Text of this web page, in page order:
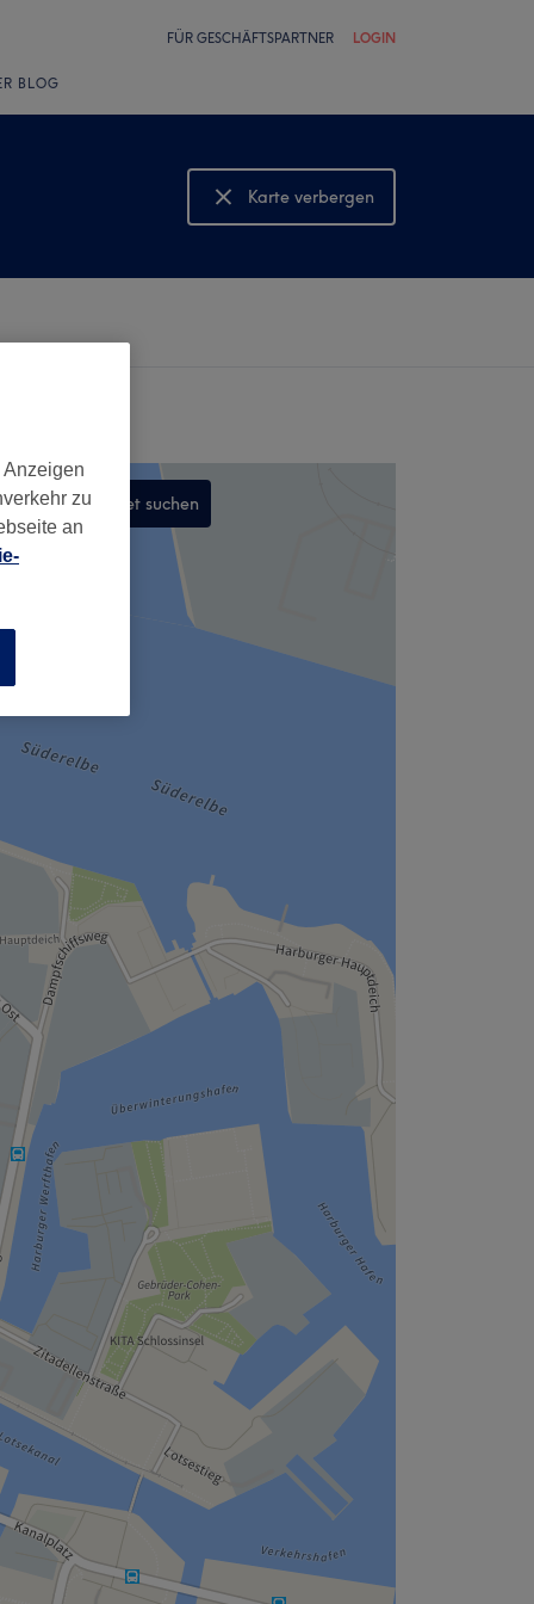
FÜR GESCHÄFTSPARTNER LOGIN
BLOG
Karte verbergen
Karte anzeigen
In diesem Gebiet suchen
,
zu
an